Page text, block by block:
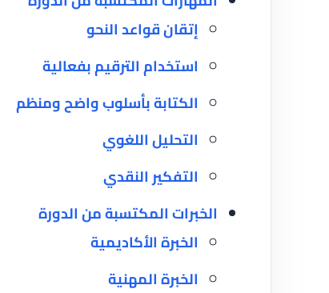
إتقان قواعد النحو
استخدام الترقيم بفعالية
الكتابة بأسلوب واضح ومنظم
التحليل اللغوي
التفكير النقدي
الخبرات المكتسبة من الدورة
الخبرة الأكاديمية
الخبرة المهنية